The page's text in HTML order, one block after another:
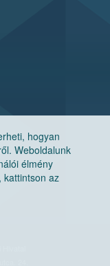
hogyan
Weboldalunk
élmény
kattintson az